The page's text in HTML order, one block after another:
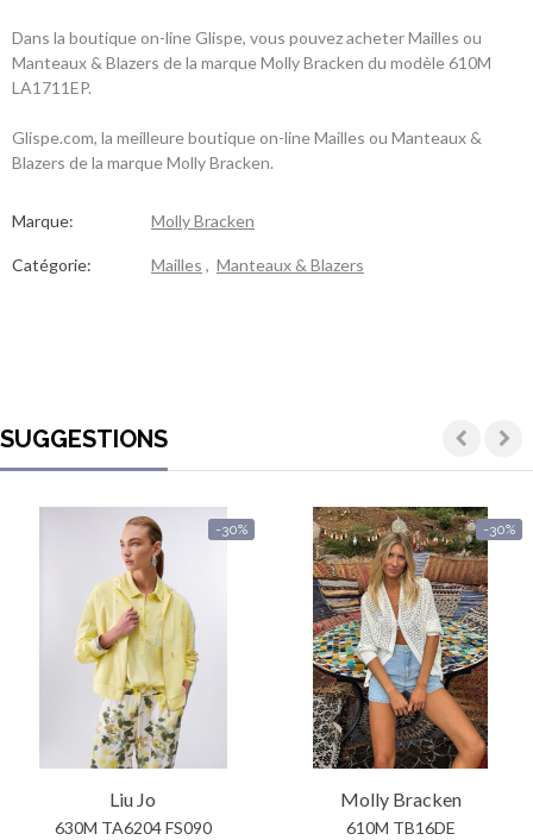
Dans la boutique on-line Glispe, vous pouvez acheter Mailles ou
Manteaux & Blazers de la marque Molly Bracken du modèle 610M
LA1711EP.
Glispe.com, la meilleure boutique on-line Mailles ou Manteaux &
Blazers de la marque Molly Bracken.
Marque: Molly Bracken
Catégorie: Mailles , Manteaux & Blazers
SUGGESTIONS
-30%
Liu Jo
630M TA6204 FS090
-30%
Molly Bracken
610M TB16DE